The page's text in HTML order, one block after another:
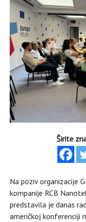
Širite
Na poziv organizacije
kompanije RCB
predstavila je danas
američkoj konferenciji